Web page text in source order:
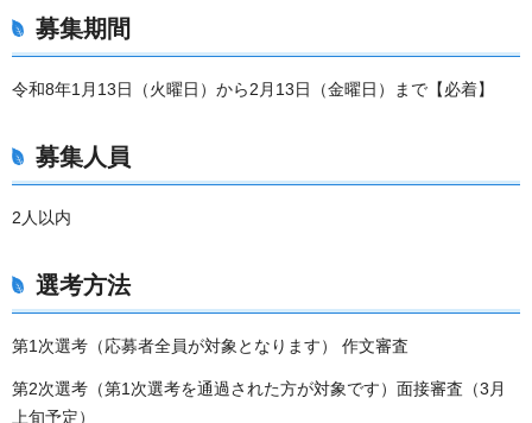
募集期間
令和8年1月13日（火曜日）から2月13日（金曜日）まで【必着】
募集人員
2人以内
選考方法
第1次選考（応募者全員が対象となります） 作文審査
第2次選考（第1次選考を通過された方が対象です）面接審査（3月
上旬予定）